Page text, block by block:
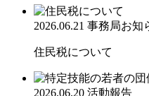
2026.06.21 事務局お知
住民税について
2026.06.20 活動報告